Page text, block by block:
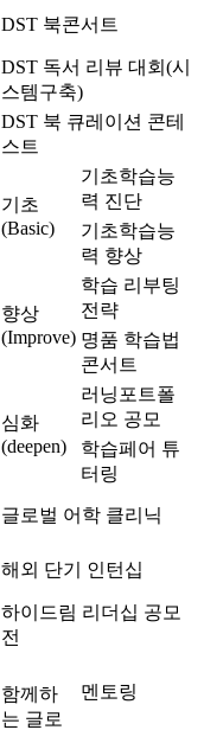
DST 북콘서트
DST 독서 리뷰 대회(시
스템구축)
DST 북 큐레이션 콘테
스트
기초
(Basic)
기초학습능
력 진단
기초학습능
력 향상
향상
(Improve)
학습 리부팅
전략
명품 학습법
콘서트
심화
(deepen)
러닝포트폴
리오 공모
학습페어 튜
터링
글로벌 어학 클리닉
해외 단기 인턴십
하이드림 리더십 공모
전
함께하
는 글로
멘토링